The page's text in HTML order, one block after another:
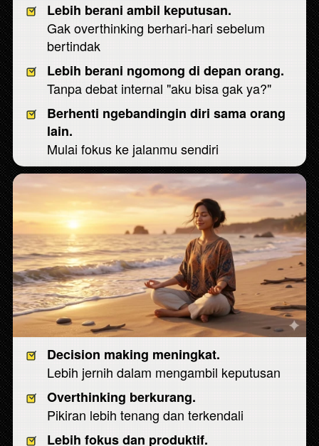
Lebih berani ambil keputusan.
Gak overthinking berhari-hari sebelum
bertindak
Lebih berani ngomong di depan orang.
Tanpa debat internal "aku bisa gak ya?"
Berhenti ngebandingin diri sama orang
lain.
Mulai fokus ke jalanmu sendiri
Decision making meningkat.
Lebih jernih dalam mengambil keputusan
Overthinking berkurang.
Pikiran lebih tenang dan terkendali
Lebih fokus dan produktif.